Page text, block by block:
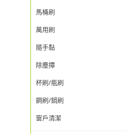
馬桶刷
萬用刷
隨手黏
除塵撢
杯刷/瓶刷
鋼刷/鍋刷
窗戶清潔